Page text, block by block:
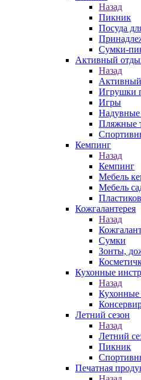
Назад
Пикник
Посуда
Сумки-
Активный
Назад
Игрушки
Игры
Надувные
Пляжные
Кемпинг
Назад
Кемпинг
Мебель
Мебель
Кожгалантерея
Назад
Сумки
Зонты,
Кухонные
Назад
Кухонные
Летний сезон
Назад
Летний
Пикник
Печатная